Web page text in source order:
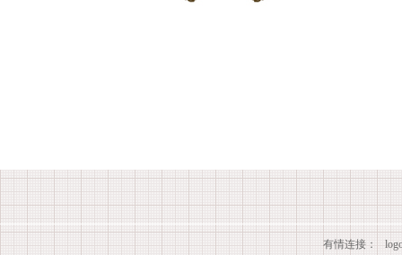
有情连接：